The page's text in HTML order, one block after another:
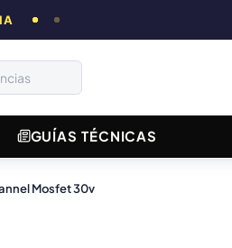
GUÍAS TÉCNICAS
Mosfet 30v